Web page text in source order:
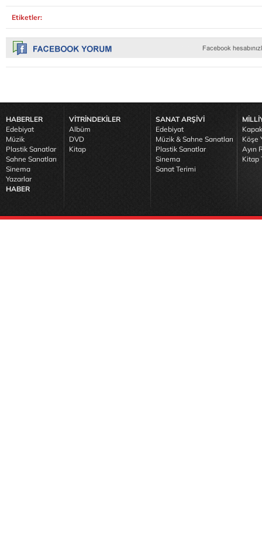
Etiketler:
HABERLER
Edebiyat
Müzik
Plastik Sanatlar
Sahne Sanatları
Sinema
Yazarlar
HABER
VİTRİNDEKİLER
Albüm
DVD
Kitap
SANAT ARŞİVİ
Edebiyat
Müzik & Sahne Sanatları
Plastik Sanatlar
Sinema
Sanat Terimi
Köşe
Ayın
Kitap